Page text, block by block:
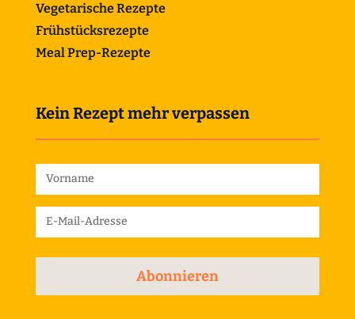
Vegetarische Rezepte
Frühstücksrezepte
Meal Prep-Rezepte
Kein Rezept mehr verpassen
Abonnieren